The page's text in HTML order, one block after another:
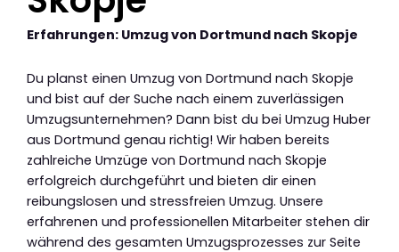
Erfahrungen: Umzug von Dortmund nach Skopje
Du planst einen Umzug von Dortmund nach Skopje
und bist auf der Suche nach einem zuverlässigen
Umzugsunternehmen? Dann bist du bei Umzug Huber
aus Dortmund genau richtig! Wir haben bereits
zahlreiche Umzüge von Dortmund nach Skopje
erfolgreich durchgeführt und bieten dir einen
reibungslosen und stressfreien Umzug. Unsere
erfahrenen und professionellen Mitarbeiter stehen dir
während des gesamten Umzugsprozesses zur Seite